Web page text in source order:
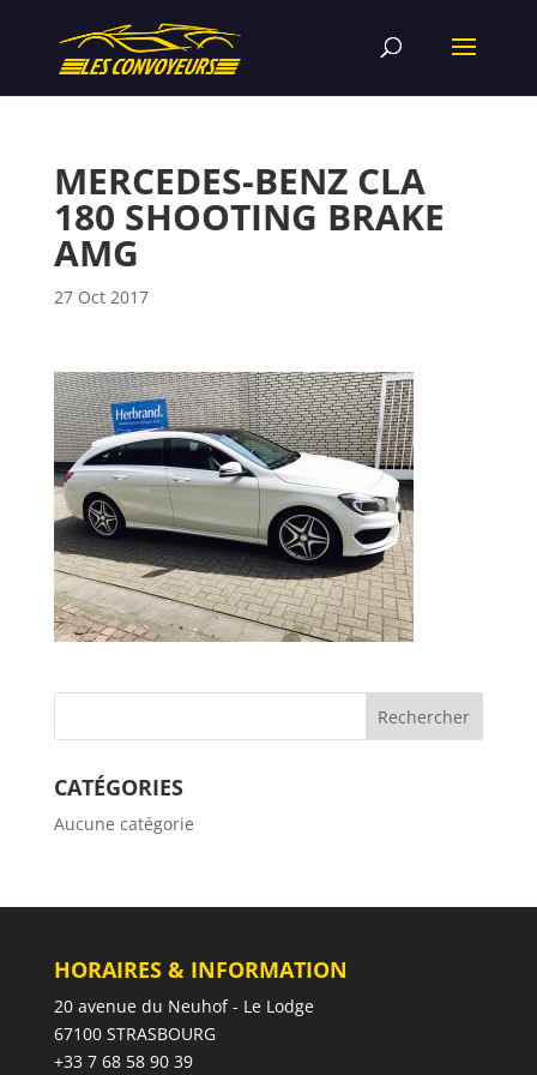
MERCEDES-BENZ CLA
180 SHOOTING BRAKE
AMG
27 Oct 2017
CATÉGORIES
Aucune catégorie
HORAIRES & INFORMATION
20 avenue du Neuhof - Le Lodge
67100 STRASBOURG
+33 7 68 58 90 39